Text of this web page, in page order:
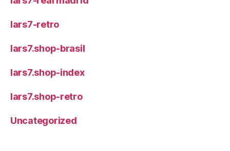
lars7-retro
lars7.shop-brasil
lars7.shop-index
lars7.shop-retro
Uncategorized